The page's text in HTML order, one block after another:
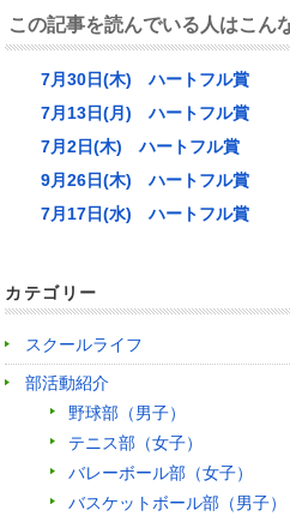
この記事を読んでいる人はこん
7月30日(木) ハートフル賞
7月13日(月) ハートフル賞
7月2日(木) ハートフル賞
9月26日(木) ハートフル賞
7月17日(水) ハートフル賞
カテゴリー
スクールライフ
部活動紹介
野球部（男子）
テニス部（女子）
バレーボール部（女子）
バスケットボール部（男子）